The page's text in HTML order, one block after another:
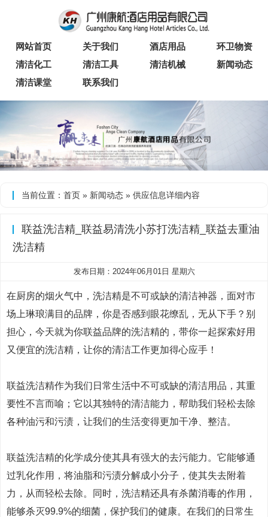
网站首页 关于我们 酒店用品
环卫物资
清洁化工
清洁工具 清洁机械
新闻动态
清洁课堂
联系我们
当前位置： 首页 » 新闻动态 » 供应信息详细内容
联益洗洁精_联益易清洗小苏打洗洁精_联益去重油
洗洁精
发布日期：2024年06月01日 星期六
在厨房的烟火气中，洗洁精是不可或缺的清洁神器，面对市
场上琳琅满目的品牌，你是否感到眼花缭乱，无从下手？别
担心，今天就为你联益品牌的洗洁精的，带你一起探索好用
又便宜的洗洁精，让你的清洁工作更加得心应手！
联益洗洁精作为我们日常生活中不可或缺的清洁用品，其重
要性不言而喻；它以其独特的清洁能力，帮助我们轻松去除
各种油污和污渍，让我们的生活变得更加干净、整洁。
联益洗洁精的化学成分使其具有强大的去污能力。它能够通
过乳化作用，将油脂和污渍分解成小分子，使其失去附着
力，从而轻松去除。同时，洗洁精还具有杀菌消毒的作用，
能够杀灭99.9%的细菌，保护我们的健康。在我们的日常生